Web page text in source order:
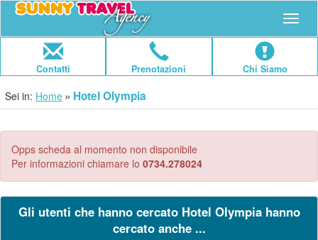
Contatti Prenotazioni Chi Siamo
Sei in: Home Hotel Olympia
Opps scheda al momento non disponibile
Per informazioni chiamare lo 0734.278024
Gli utenti che hanno cercato Hotel Olympia hanno
cercato anche ...